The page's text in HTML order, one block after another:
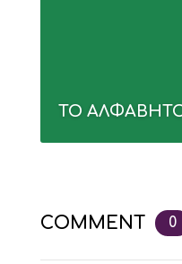
ΤΟ
COMMENT 0